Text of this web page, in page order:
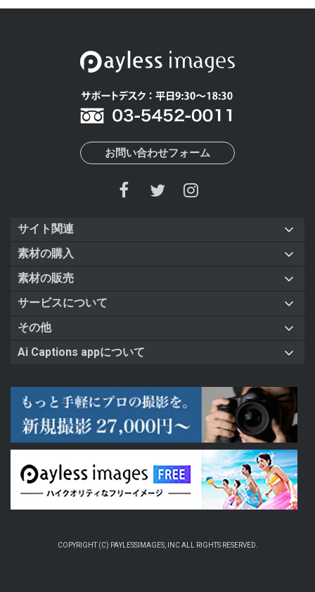
お問い合わせフォーム
サイト関連
素材の購入
素材の販売
サービスについて
その他
Ai Captions appについて
COPYRIGHT (C) PAYLESSIMAGES, INC ALL RIGHTS RESERVED.